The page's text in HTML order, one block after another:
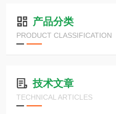
产品分类
PRODUCT CLASSIFICATION
技术文章
TECHNICAL ARTICLES